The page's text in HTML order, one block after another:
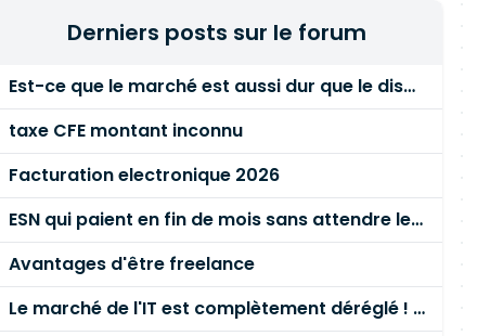
Derniers posts sur le forum
Est-ce que le marché est aussi dur que le disent les commerciaux ?
taxe CFE montant inconnu
Facturation electronique 2026
ESN qui paient en fin de mois sans attendre le paiement client ?
Avantages d'être freelance
Le marché de l'IT est complètement déréglé ! STOP à cette mascarade ! Il faut s'unir et résister !